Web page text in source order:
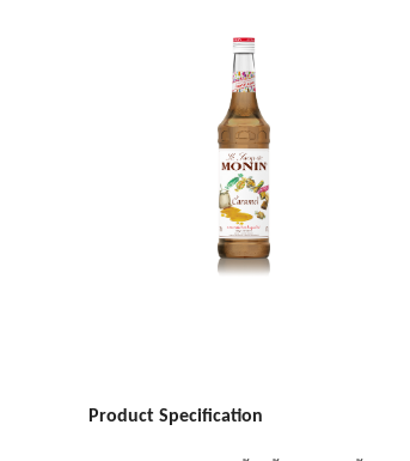
Product Specification